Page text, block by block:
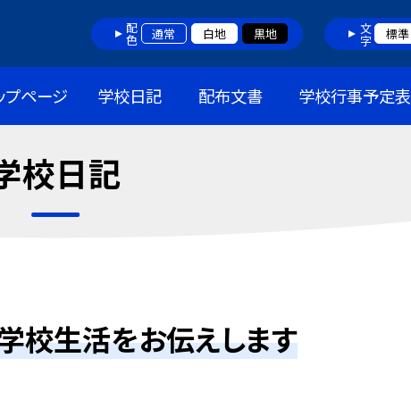
配色 通常 白地 黒地 文字 標準
プページ 学校日記 配布文書 学校行事予定表
校日記
校生活をお伝えします